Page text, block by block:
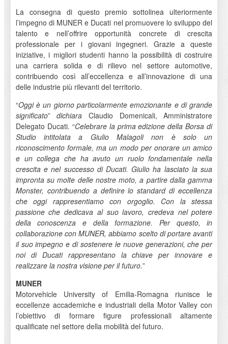
La consegna di questo premio sottolinea ulteriormente
l’impegno di MUNER e Ducati nel promuovere lo sviluppo del
talento e nell’offrire opportunità concrete di crescita
professionale per i giovani ingegneri. Grazie a queste
iniziative, i migliori studenti hanno la possibilità di costruire
una carriera solida e di rilievo nel settore automotive,
contribuendo così all’eccellenza e all’innovazione di una
delle industrie più rilevanti del territorio.
“Oggi è un giorno particolarmente emozionante e di grande
significato”dichiara Claudio Domenicali, Amministratore
Delegato Ducati. “Celebrare la prima edizione della Borsa di
Studio intitolata a Giulio Malagoli non è solo un
riconoscimento formale, ma un modo per onorare un amico
e un collega che ha avuto un ruolo fondamentale nella
crescita e nel successo di Ducati. Giulio ha lasciato la sua
impronta su molte delle nostre moto, a partire dalla gamma
Monster, contribuendo a definire lo standard di eccellenza
che oggi rappresentiamo con orgoglio. Con la stessa
passione che dedicava al suo lavoro, credeva nel potere
della conoscenza e della formazione. Per questo, in
collaborazione con MUNER, abbiamo scelto di portare avanti
il suo impegno e di sostenere le nuove generazioni, che per
noi di Ducati rappresentano la chiave per innovare e
realizzare la nostra visione per il futuro.”
MUNER
Motorvehicle University of Emilia-Romagna riunisce le
eccellenze accademiche e industriali della Motor Valley con
l’obiettivo di formare figure professionali altamente
qualificate nel settore della mobilità del futuro.